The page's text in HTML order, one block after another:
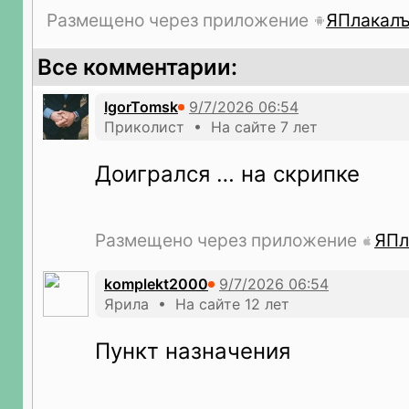
Размещено через приложение
Все комментарии:
IgorTomsk
Приколист • На сайте 7 лет
Доигрался … на скрипке
Размещено через приложение
komplekt2000
Ярила • На сайте 12 лет
Пункт назначения